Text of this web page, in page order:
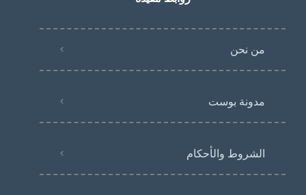
من نحن
مدونة بوست
الشروط والأحكام